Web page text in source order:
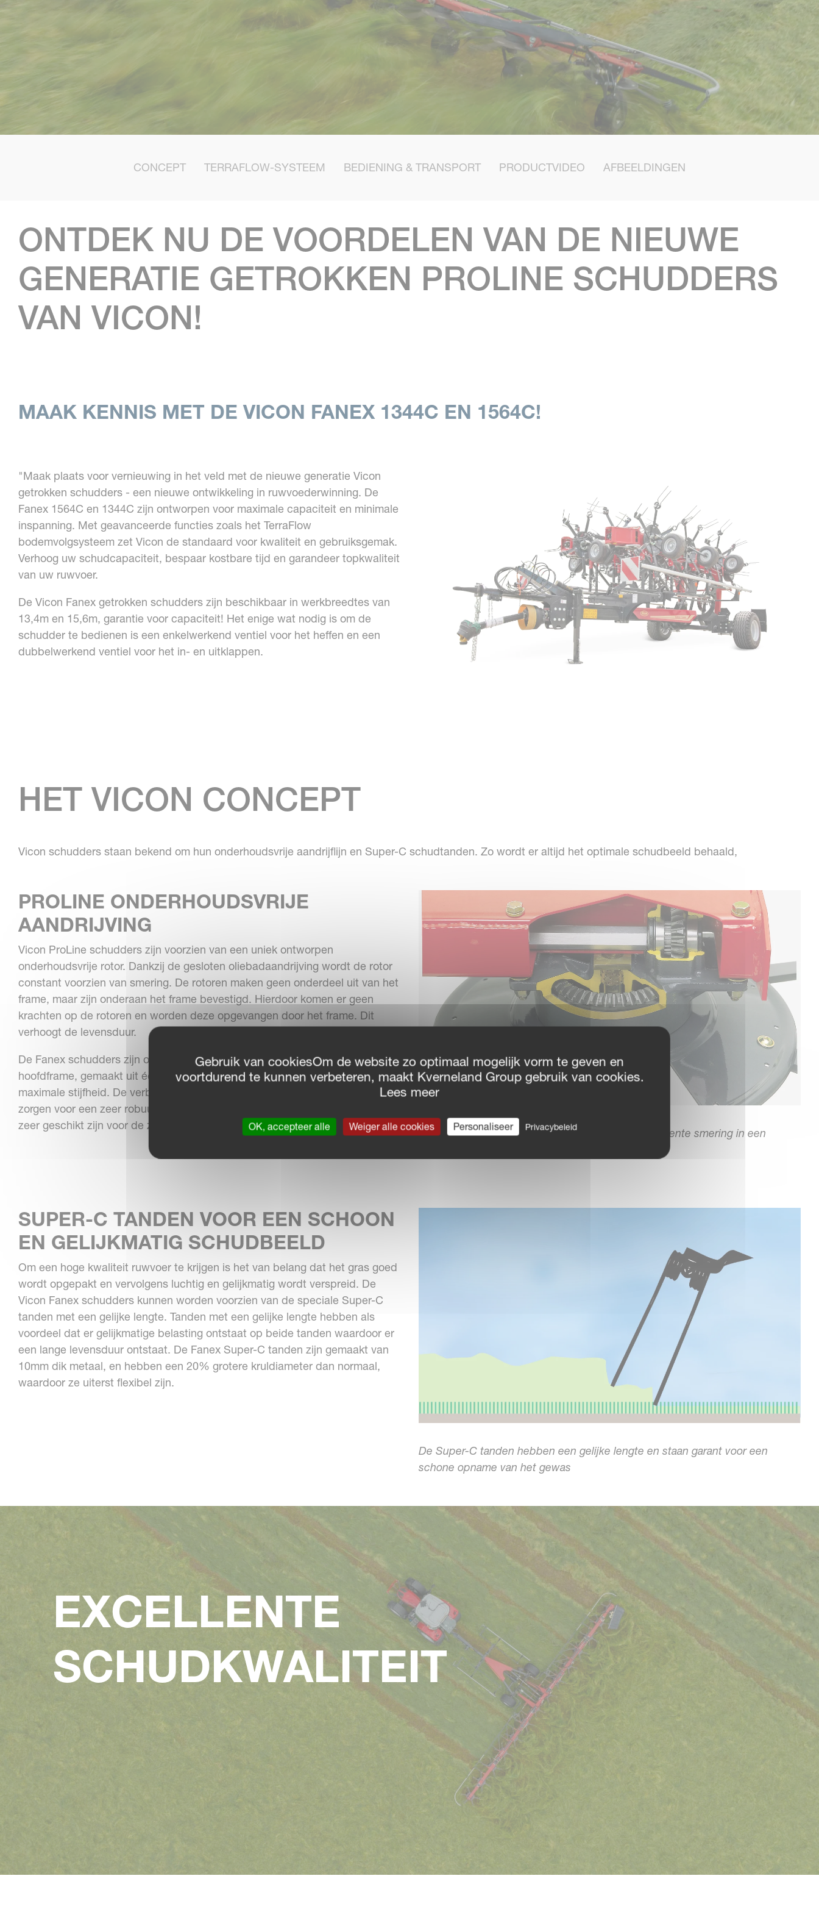
CONCEPT TERRAFLOW-SYSTEEM BEDIENING & TRANSPORT PRODUCTVIDEO AFBEELDINGEN
ONTDEK NU DE VOORDELEN VAN DE NIEUWE
GENERATIE GETROKKEN PROLINE SCHUDDERS
VAN VICON!
MAAK KENNIS MET DE VICON FANEX 1344C EN 1564C!
"Maak plaats voor vernieuwing in het veld met de nieuwe generatie Vicon
getrokken schudders - een nieuwe ontwikkeling in ruwvoederwinning. De
Fanex 1564C en 1344C zijn ontworpen voor maximale capaciteit en minimale
inspanning. Met geavanceerde functies zoals het TerraFlow
bodemvolgsysteem zet Vicon de standaard voor kwaliteit en gebruiksgemak.
Verhoog uw schudcapaciteit, bespaar kostbare tijd en garandeer topkwaliteit
van uw ruwvoer.
De Vicon Fanex getrokken schudders zijn beschikbaar in werkbreedtes van
13,4m en 15,6m, garantie voor capaciteit! Het enige wat nodig is om de
schudder te bedienen is een enkelwerkend ventiel voor het heffen en een
dubbelwerkend ventiel voor het in- en uitklappen.
HET VICON CONCEPT
Vicon schudders staan bekend om hun onderhoudsvrije aandrijflijn en Super-C schudtanden. Zo wordt er altijd het optimale schudbeeld behaald,
PROLINE ONDERHOUDSVRIJE
AANDRIJVING
Vicon ProLine schudders zijn voorzien van een uniek ontworpen
onderhoudsvrije rotor. Dankzij de gesloten oliebadaandrijving wordt de rotor
constant voorzien van smering. De rotoren maken geen onderdeel uit van het
frame, maar zijn onderaan het frame bevestigd. Hierdoor komen er geen
krachten op de rotoren en worden deze opgevangen door het frame. Dit
verhoogt de levensduur.
De Fanex schudders zijn opgebouwd met als basis een vernieuwd
hoofdframe, gemaakt uit één stuk staal met slechts één lasnaad - voor
maximale stijfheid. De verbindingsstukken aan de binnenzijde van het frame
zorgen voor een zeer robuuste constructie, waardoor de Fanex schudders
zeer geschikt zijn voor de zwaarste omstandigheden.
De onderhoudsvrije tandwielkast heeft een permanente smering in een
SUPER-C TANDEN VOOR EEN SCHOON
EN GELIJKMATIG SCHUDBEELD
Om een hoge kwaliteit ruwvoer te krijgen is het van belang dat het gras goed
wordt opgepakt en vervolgens luchtig en gelijkmatig wordt verspreid. De
Vicon Fanex schudders kunnen worden voorzien van de speciale Super-C
tanden met een gelijke lengte. Tanden met een gelijke lengte hebben als
voordeel dat er gelijkmatige belasting ontstaat op beide tanden waardoor er
een lange levensduur ontstaat. De Fanex Super-C tanden zijn gemaakt van
10mm dik metaal, en hebben een 20% grotere kruldiameter dan normaal,
waardoor ze uiterst flexibel zijn.
De Super-C tanden hebben een gelijke lengte en staan garant voor een
schone opname van het gewas
EXCELLENTE
SCHUDKWALITEIT
Gebruik van cookiesOm de website zo optimaal mogelijk vorm te geven en
voortdurend te kunnen verbeteren, maakt Kverneland Group gebruik van cookies.
Lees meer
OK, accepteer alle Weiger alle cookies Personaliseer Privacybeleid